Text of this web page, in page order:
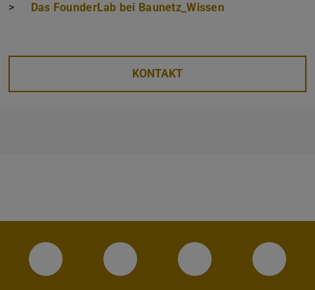
>
Das FounderLab bei Baunetz_Wissen
KONTAKT
Instagram-Seite des Fachbereichs
LinkedIn-Profil desFacebook-Seite